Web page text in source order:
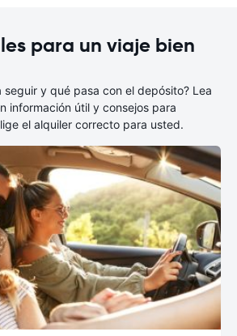
para un viaje bien
seguir y qué pasa con el depósito? Lea
información útil y consejos para
el alquiler correcto para usted.